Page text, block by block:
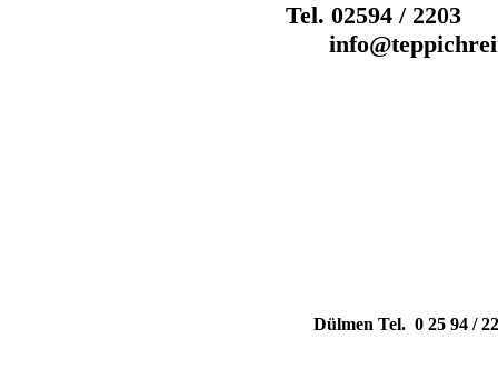
Tel. 02594 /
Dülmen Tel. 0 25 94 /